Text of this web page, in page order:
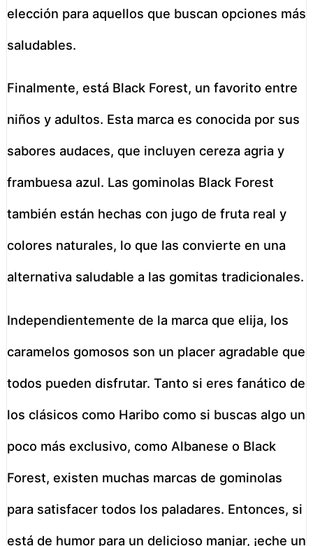
elección para aquellos que buscan opciones más
saludables.
Finalmente, está Black Forest, un favorito entre
niños y adultos. Esta marca es conocida por sus
sabores audaces, que incluyen cereza agria y
frambuesa azul. Las gominolas Black Forest
también están hechas con jugo de fruta real y
colores naturales, lo que las convierte en una
alternativa saludable a las gomitas tradicionales.
Independientemente de la marca que elija, los
caramelos gomosos son un placer agradable que
todos pueden disfrutar. Tanto si eres fanático de
los clásicos como Haribo como si buscas algo un
poco más exclusivo, como Albanese o Black
Forest, existen muchas marcas de gominolas
para satisfacer todos los paladares. Entonces, si
está de humor para un delicioso manjar, ¡eche un